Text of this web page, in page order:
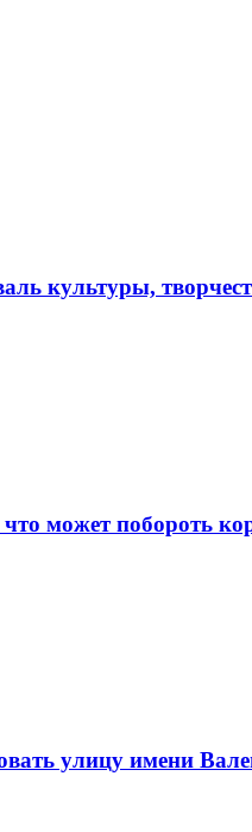
культуры,
может побороть
улицу имени